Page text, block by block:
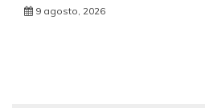
9 agosto, 2026